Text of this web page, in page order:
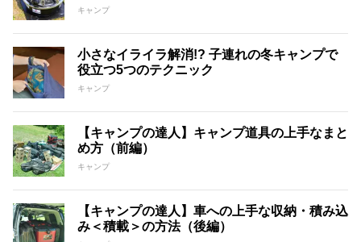
キャンプ
小さなイライラ解消!? 子連れの冬キャンプで
役立つ5つのテクニック
キャンプ
【キャンプの達人】キャンプ道具の上手なまと
め方（前編）
キャンプ
【キャンプの達人】車への上手な収納・積み込
み＜積載＞の方法（後編）